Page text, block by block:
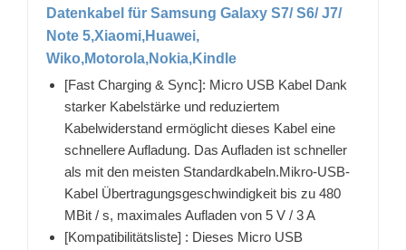
Datenkabel für Samsung Galaxy S7/ S6/ J7/
Note 5,Xiaomi,Huawei,
Wiko,Motorola,Nokia,Kindle
[Fast Charging & Sync]: Micro USB Kabel Dank
starker Kabelstärke und reduziertem
Kabelwiderstand ermöglicht dieses Kabel eine
schnellere Aufladung. Das Aufladen ist schneller
als mit den meisten Standardkabeln.Mikro-USB-
Kabel Übertragungsgeschwindigkeit bis zu 480
MBit / s, maximales Aufladen von 5 V / 3 A
[Kompatibilitätsliste] : Dieses Micro USB